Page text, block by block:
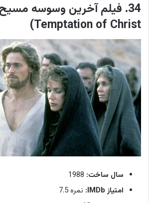
Temptation of Christ)
سال ساخت:
امتیاز IMDb:
نمره 7.5